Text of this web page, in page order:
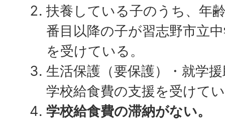
扶養している子のうち、年
番目以降の子が習志野市立
を受けている。
生活保護（要保護）・就学
学校給食費の支援を受けて
学校給食費の滞納がない。